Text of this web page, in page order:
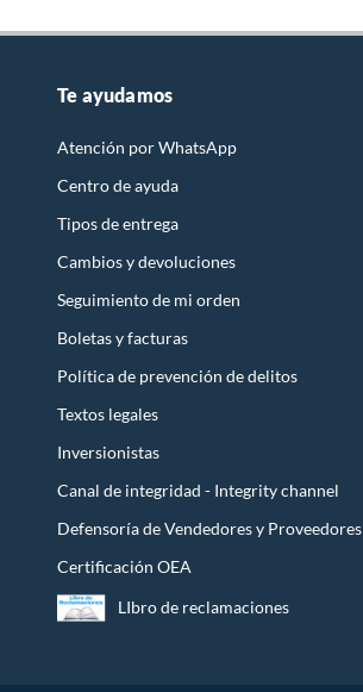
Te ayudamos
Atención por WhatsApp
Centro de ayuda
Tipos de entrega
Cambios y devoluciones
Seguimiento de mi orden
Boletas y facturas
Política de prevención de delitos
Textos legales
Inversionistas
Canal de integridad - Integrity channel
Defensoría de Vendedores y Proveedores
Certificación OEA
LIbro de reclamaciones